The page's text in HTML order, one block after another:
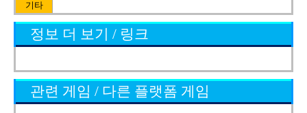
기타
정보 더 보기 / 링크
관련 게임 / 다른 플랫폼 게임